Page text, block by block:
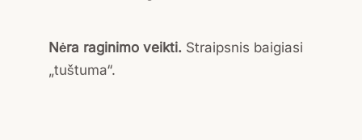
Nėra raginimo veikti. Straipsnis baigiasi
„tuštuma“.